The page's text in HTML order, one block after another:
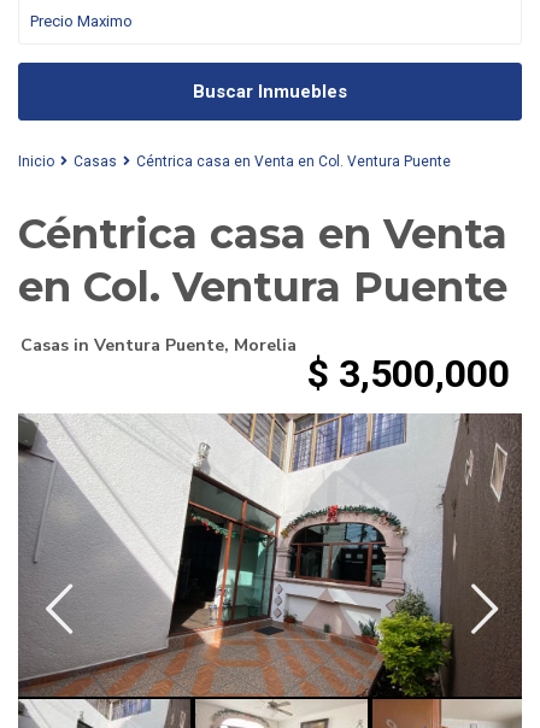
Buscar Inmuebles
Inicio Casas Céntrica casa en Venta en Col. Ventura Puente
Céntrica casa en Venta
en Col. Ventura Puente
Casas in Ventura Puente, Morelia
$ 3,500,000